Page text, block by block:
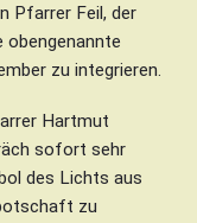
Pfarrer Feil, der
obengenannte
zu integrieren.
Hartmut
sofort sehr
des Lichts aus
zu